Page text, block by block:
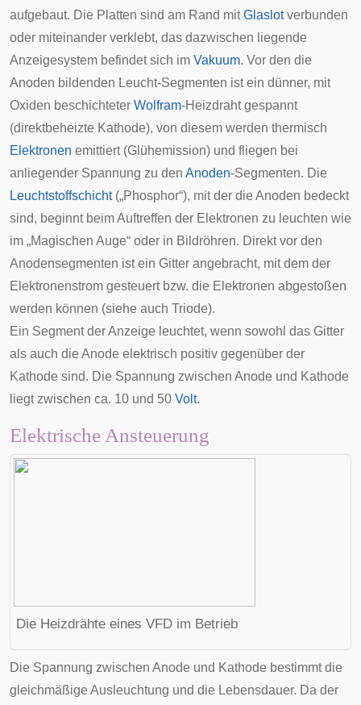
aufgebaut. Die Platten sind am Rand mitGlaslotverbunden
oder miteinander verklebt, das dazwischen liegende
Anzeigesystem befindet sich im Vakuum. Vor den die
Anoden bildenden Leucht-Segmenten ist ein dünner, mit
Oxiden beschichteter Wolfram-Heizdraht gespannt
(direktbeheizte Kathode), von diesem werden thermisch
Elektronen emittiert (Glühemission) und fliegen bei
anliegender Spannung zu den Anoden-Segmenten. Die
Leuchtstoffschicht(„Phosphor“), mit der die Anoden bedeckt
sind, beginnt beim Auftreffen der Elektronen zu leuchten wie
im „Magischen Auge“ oder in Bildröhren. Direkt vor den
Anodensegmenten ist ein Gitter angebracht, mit dem der
Elektronenstrom gesteuert bzw. die Elektronen abgestoßen
werden können (siehe auch Triode).
Ein Segment der Anzeige leuchtet, wenn sowohl das Gitter
als auch die Anode elektrisch positiv gegenüber der
Kathode sind. Die Spannung zwischen Anode und Kathode
liegt zwischen ca. 10 und 50 Volt.
Elektrische Ansteuerung
Die Heizdrähte eines VFD im Betrieb
Die Spannung zwischen Anode und Kathode bestimmt die
gleichmäßige Ausleuchtung und die Lebensdauer. Da der